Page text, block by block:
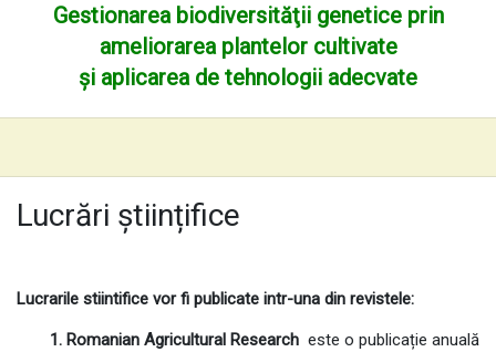
Gestionarea biodiversităţii genetice prin
ameliorarea plantelor cultivate
şi aplicarea de tehnologii adecvate
Lucrări științifice
Lucrarile stiintifice vor fi publicate intr-una din revistele:
1. Romanian Agricultural Research este o publicație anuală